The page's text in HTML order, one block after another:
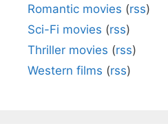
Romantic movies (rss)
Sci-Fi movies (rss)
Thriller movies (rss)
Western films (rss)